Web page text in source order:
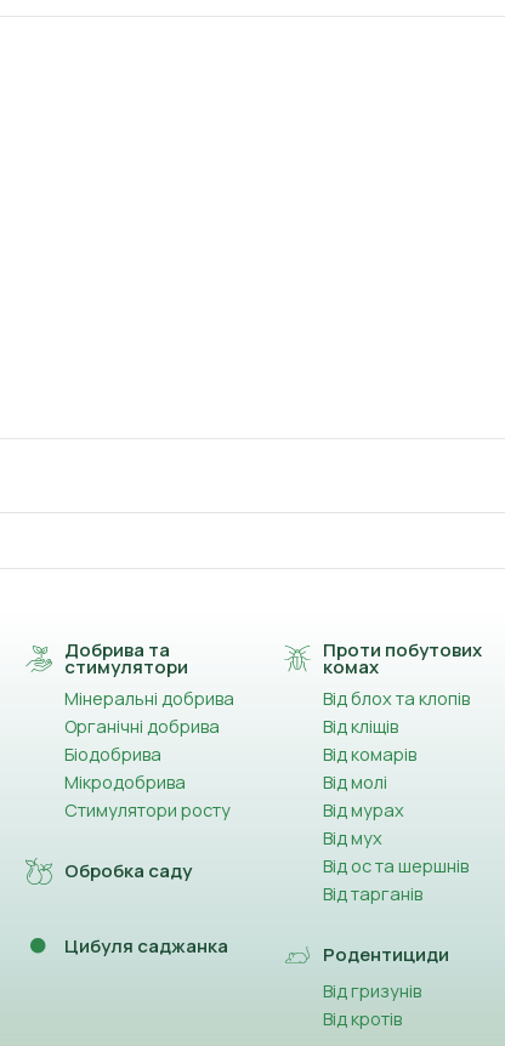
Добрива та
стимулятори
Мінеральні добрива
Органічні добрива
Біодобрива
Мікродобрива
Стимулятори росту
Обробка саду
Цибуля саджанка
Проти побутових
комах
Від блох та клопів
Від кліщів
Від комарів
Від молі
Від мурах
Від мух
Від ос та шершнів
Від тарганів
Родентициди
Від гризунів
Від кротів